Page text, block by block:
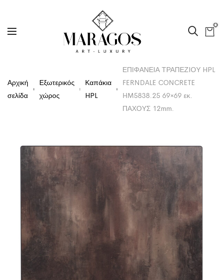
0
Αρχική
σελίδα
Εξωτερικός
χώρος
Καπάκια
HPL
ΕΠΙΦΑΝΕΙΑ ΤΡΑΠΕΖΙΟΥ HPL
FERNDALE CONCRETE
HM5838.25 69×69 εκ.
ΠΑΧΟΥΣ 12mm.